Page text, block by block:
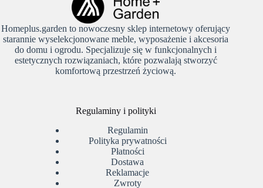
Homeplus.garden to nowoczesny sklep internetowy oferujący
starannie wyselekcjonowane meble, wyposażenie i akcesoria
do domu i ogrodu. Specjalizuje się w funkcjonalnych i
estetycznych rozwiązaniach, które pozwalają stworzyć
komfortową przestrzeń życiową.
Regulaminy i polityki
Regulamin
Polityka prywatności
Płatności
Dostawa
Reklamacje
Zwroty